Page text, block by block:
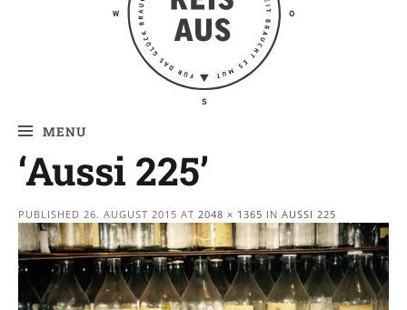
MENU
‘Aussi 225’
PUBLISHED 26. AUGUST 2015 AT 2048 × 1365 IN AUSSI 225